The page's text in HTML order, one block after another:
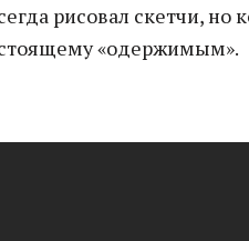
рисовал скетчи, но
«одержимым».